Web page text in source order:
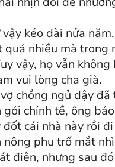
kéo dài nửa
quá nhiều mà trong
vậy, họ vẫn không
vui lòng cha già.
chồng ngủ dậy đã
gói chỉnh tề, ông
đốt cái nhà này rồi
nông phu trố mắt
điên, nhưng sau